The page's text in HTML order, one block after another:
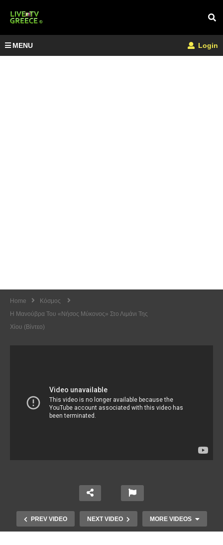
MENU Login
Home
Κόσμος
Η Μανούβρα Του «Νήσος Μύκονος» Στο Λιμάνι Της
Χίου (Βίντεο)
PREV VIDEO NEXT VIDEO MORE VIDEOS